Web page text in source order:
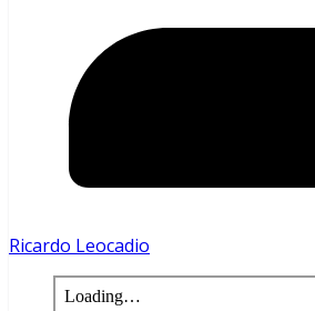
Ricardo Leocadio